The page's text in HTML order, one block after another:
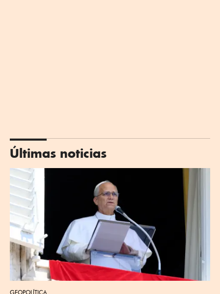
Últimas noticias
GEOPOLÍTICA